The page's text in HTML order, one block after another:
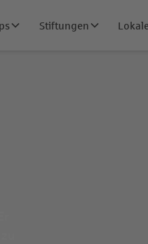
Stiftungen